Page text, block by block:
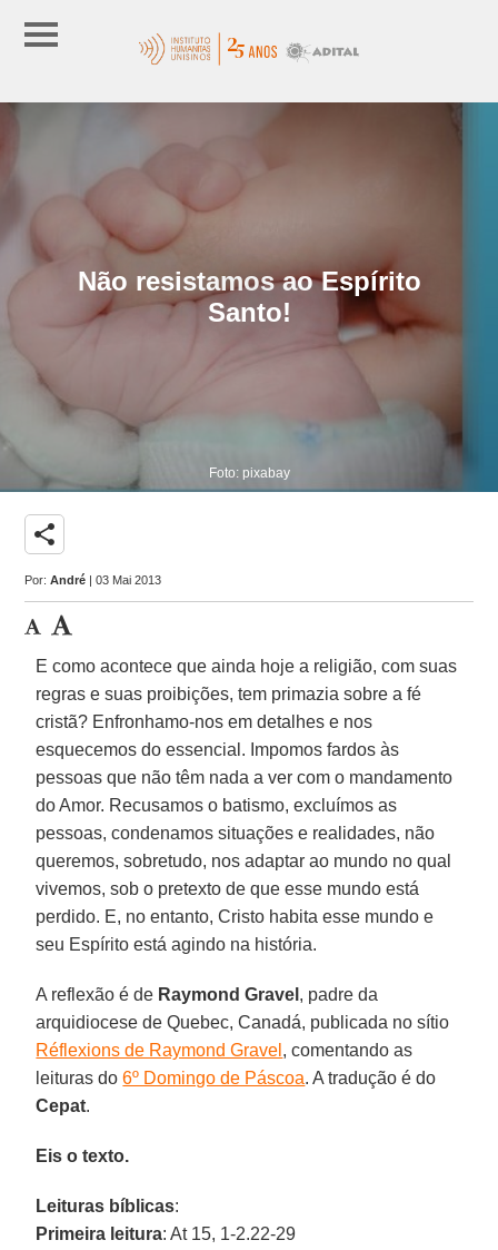
Não resistamos ao Espírito
Santo!
Foto: pixabay
share
Por:André | 03 Mai 2013
E como acontece que ainda hoje a religião, com suas
regras e suas proibições, tem primazia sobre a fé
cristã? Enfronhamo-nos em detalhes e nos
esquecemos do essencial. Impomos fardos às
pessoas que não têm nada a ver com o mandamento
do Amor. Recusamos o batismo, excluímos as
pessoas, condenamos situações e realidades, não
queremos, sobretudo, nos adaptar ao mundo no qual
vivemos, sob o pretexto de que esse mundo está
perdido. E, no entanto, Cristo habita esse mundo e
seu Espírito está agindo na história.
A reflexão é de Raymond Gravel , padre da
arquidiocese de Quebec, Canadá, publicada no sítio
Réflexions de Raymond Gravel , comentando as
leituras do6º Domingo de Páscoa. A tradução é do
Cepat.
Eis o texto.
Leituras bíblicas:
Primeira leitura: At 15, 1-2.22-29